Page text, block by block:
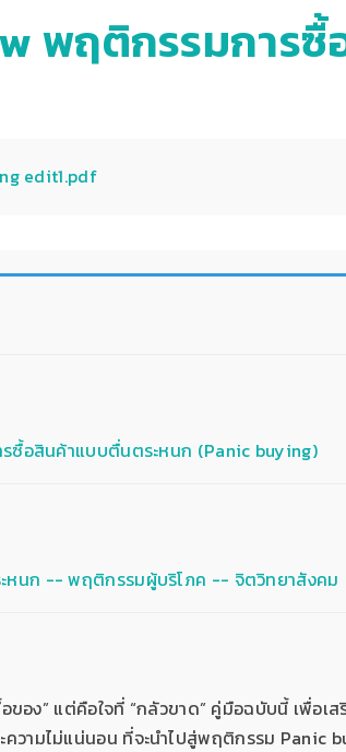
พฤติกรรมการ
edit1.pdf
ซื้อสินค้าแบบตื่นตระหนก (Panic buying)
หนก -- พฤติกรรมผู้บริโภค -- จิตวิทยาสังคม
ของ” แต่คือใจที่ “กลัวขาด” คู่มือฉบับนี้ เพื่อเ
วามไม่แน่นอน ที่จะนำไปสู่พฤติกรรม Panic